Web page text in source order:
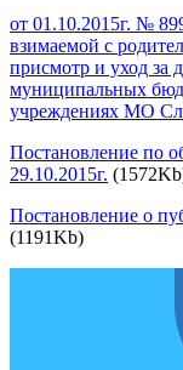
от 01.10.2015г. №
взимаемой с
присмотр и уход за
муниципальных
учреждениях МО
Постановление по
29.10.2015г.
Постановление о
(1191Kb)